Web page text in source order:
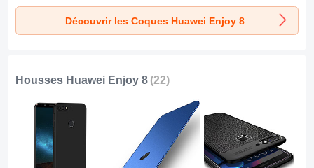
8 Clair
8 Clair
Découvrir les Coques Huawei Enjoy 8
Housses Huawei Enjoy 8 (22)